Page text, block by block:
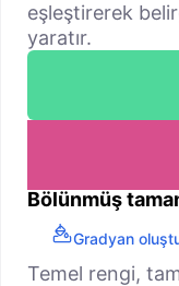
eşleştirerek
yaratır.
Bölünmüş
Gradyan
Temel rengi,